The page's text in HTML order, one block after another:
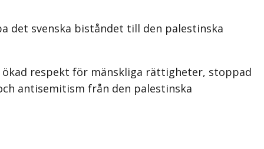
det svenska biståndet till den palestinska
respekt för mänskliga rättigheter, stoppad
antisemitism från den palestinska